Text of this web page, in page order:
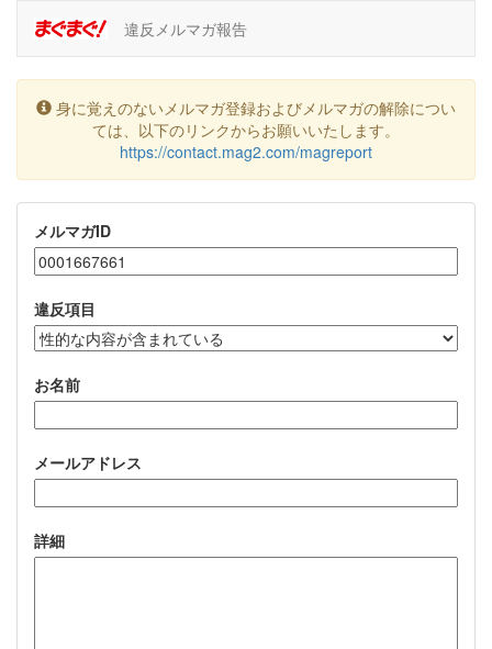
違反メルマガ報告
身に覚えのないメルマガ登録およびメルマガの解除につい
ては、以下のリンクからお願いいたします。
https://contact.mag2.com/magreport
メルマガID
違反項目
お名前
メールアドレス
詳細